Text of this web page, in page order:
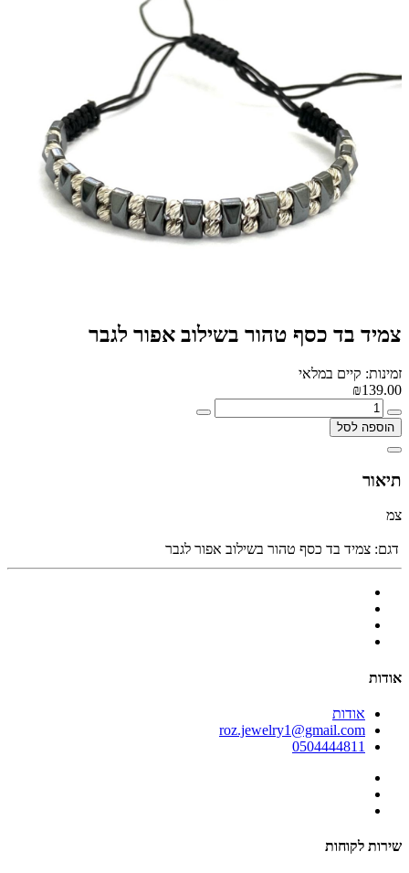
צמיד בד כסף טהור בשילוב אפור לגבר
זמינות: קיים במלאי
₪139.00
הוספה לסל
תיאור
צמ
דגם: צמיד בד כסף טהור בשילוב אפור לגבר
אודות
אודות
roz.jewelry1@gmail.com
0504444811
שירות לקוחות